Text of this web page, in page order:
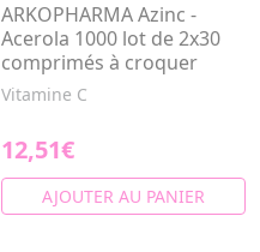
ARKOPHARMA Azinc -
Acerola 1000 lot de 2x30
comprimés à croquer
Vitamine C
12,51€
AJOUTER AU PANIER